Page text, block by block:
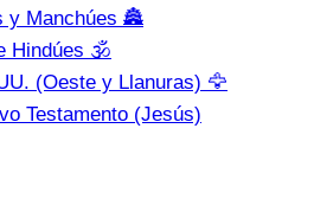
y Manchúes 🏯
Hindúes 🕉️
(Oeste y Llanuras) 🦅
Testamento (Jesús)